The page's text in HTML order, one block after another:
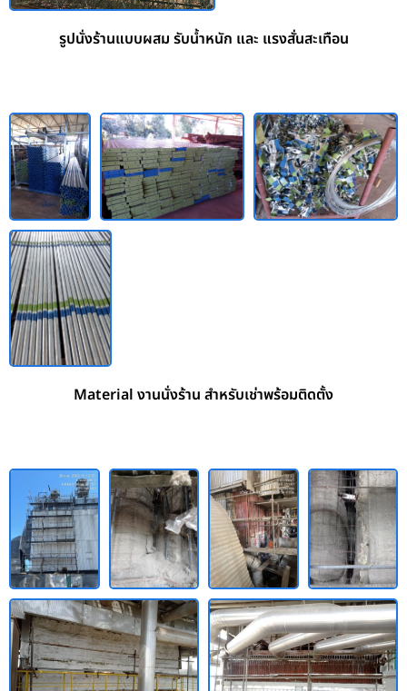
รูปนั่งร้านแบบผสม รับน้ำหนัก และ แรงสั่นสะเทือน
Material งานนั่งร้าน สำหรับเช่าพร้อมติดตั้ง